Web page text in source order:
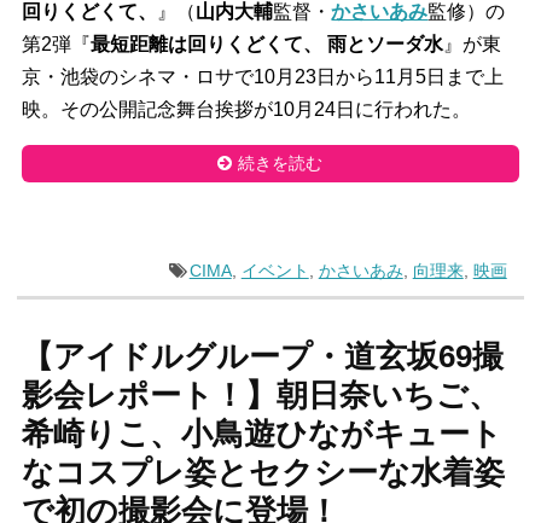
回りくどくて、
』（山内大輔監督・かさいあみ監修）の
第2弾『最短距離は回りくどくて、 雨とソーダ水 』が東
京・池袋のシネマ・ロサで10月23日から11月5日まで上
映。その公開記念舞台挨拶が10月24日に行われた。
続きを読む
CIMA, イベント かさいあみ 向理来, 映画
【アイドルグループ・道玄坂69撮
影会レポート！】朝日奈いちご、
希崎りこ、小鳥遊ひながキュート
なコスプレ姿とセクシーな水着姿
で初の撮影会に登場！